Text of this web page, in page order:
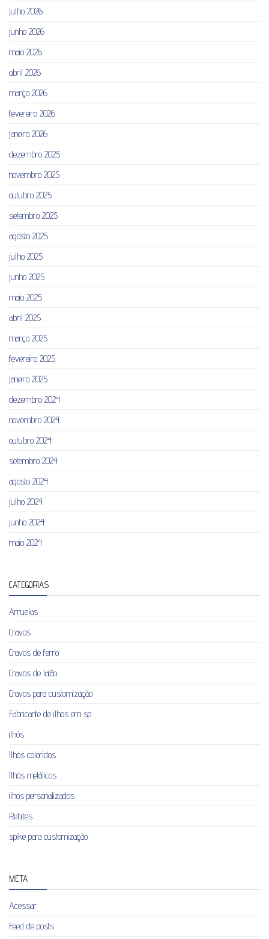
julho 2026
junho 2026
maio 2026
abril 2026
março 2026
fevereiro 2026
janeiro 2026
dezembro 2025
novembro 2025
outubro 2025
setembro 2025
agosto 2025
julho 2025
junho 2025
maio 2025
abril 2025
março 2025
fevereiro 2025
janeiro 2025
dezembro 2024
novembro 2024
outubro 2024
setembro 2024
agosto 2024
julho 2024
junho 2024
maio 2024
CATEGORIAS
Arruelas
Cravos
Cravos de ferro
Cravos de latão
Cravos para customização
Fabricante de ilhos em sp
ilhós
Ilhós coloridos
Ilhós metálicos
ilhos personalizados
Rebites
spike para customização
META
Acessar
Feed de posts